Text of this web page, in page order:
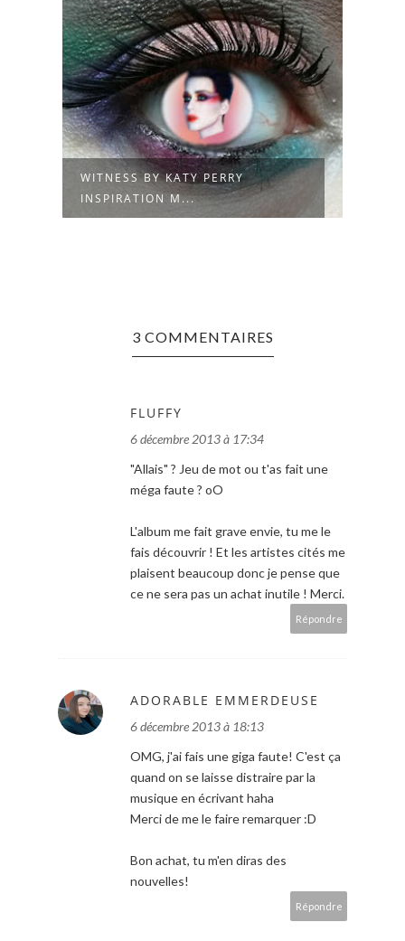
WITNESS BY KATY PERRY
INSPIRATION M...
3 COMMENTAIRES
FLUFFY
6 décembre 2013 à 17:34
"Allais" ? Jeu de mot ou t'as fait une
méga faute ? oO
L'album me fait grave envie, tu me le
fais découvrir ! Et les artistes cités me
plaisent beaucoup donc je pense que
ce ne sera pas un achat inutile ! Merci.
Répondre
ADORABLE EMMERDEUSE
6 décembre 2013 à 18:13
OMG, j'ai fais une giga faute! C'est ça
quand on se laisse distraire par la
musique en écrivant haha
Merci de me le faire remarquer :D
Bon achat, tu m'en diras des
nouvelles!
Répondre